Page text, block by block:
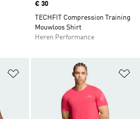
Price
€ 30
TECHFIT Compression Training
Mouwloos Shirt
Heren Performance
Op verlanglijst zetten